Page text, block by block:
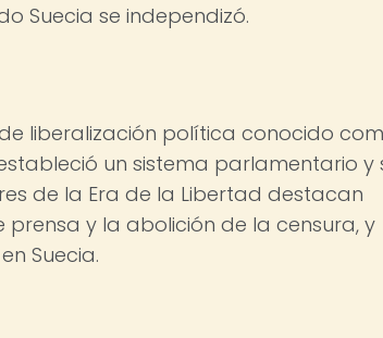
Suecia se independizó.
de liberalización política conocido
un sistema parlamentario y
de la Era de la Libertad destacan
y la abolición de la censura, y
Suecia.